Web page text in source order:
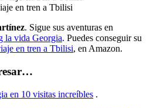
en tren a Tbilisi
. Sigue sus aventuras en
la vida Georgia. Puedes conseguir su
en tren a Tbilisi, en Amazon.
en 10 visitas increíbles .